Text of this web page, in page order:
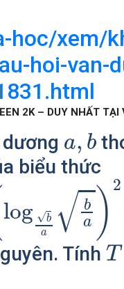
hoc/xem/
hoi-van-
2K – DUY NHẤT TẠI
a, b
a b
biểu thức
log √b
a
√ b
a
) 2
aba) 2
TínhT
T=